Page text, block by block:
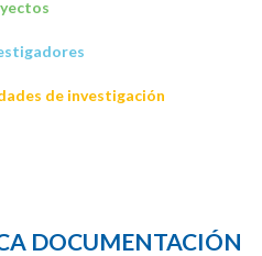
de investigación
DOCUMENTACIÓN